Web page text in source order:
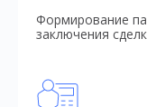
Формирование
заключения